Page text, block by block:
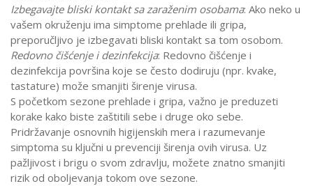
Izbegavajte bliski kontakt sa zaraženim osobama: Ako neko u
vašem okruženju ima simptome prehlade ili gripa,
preporučljivo je izbegavati bliski kontakt sa tom osobom.
Redovno čišćenje i dezinfekcija: Redovno čišćenje i
dezinfekcija površina koje se često dodiruju (npr. kvake,
tastature) može smanjiti širenje virusa.
S početkom sezone prehlade i gripa, važno je preduzeti
korake kako biste zaštitili sebe i druge oko sebe.
Pridržavanje osnovnih higijenskih mera i razumevanje
simptoma su ključni u prevenciji širenja ovih virusa. Uz
pažljivost i brigu o svom zdravlju, možete znatno smanjiti
rizik od oboljevanja tokom ove sezone.